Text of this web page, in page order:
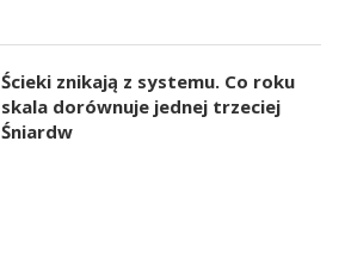
Ścieki znikają z systemu. Co roku
skala dorównuje jednej trzeciej
Śniardw